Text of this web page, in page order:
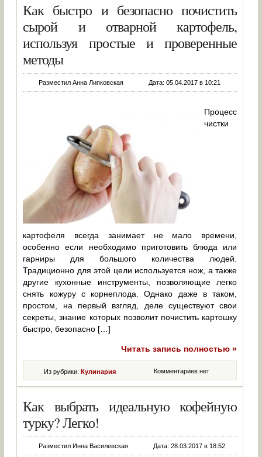
Как быстро и безопасно почистить
сырой и отварной картофель,
используя простые и проверенные
методы
Разместил Анна Липковская Дата: 05.04.2017 в 10:21
Процесс
чистки
картофеля всегда занимает не мало времени,
особенно если необходимо приготовить блюда или
гарниры для большого количества людей.
Традиционно для этой цели используется нож, а также
другие кухонные инструменты, позволяющие легко
снять кожуру с корнеплода. Однако даже в таком,
простом, на первый взгляд, деле существуют свои
секреты, знание которых позволит почистить картошку
быстро, безопасно […]
Читать запись полностью »
Комментариев нет
Из рубрики:Кулинария
Как выбрать идеальную кофейную
турку? Легко!
Разместил Инна Василевская Дата: 28.03.2017 в 18:52